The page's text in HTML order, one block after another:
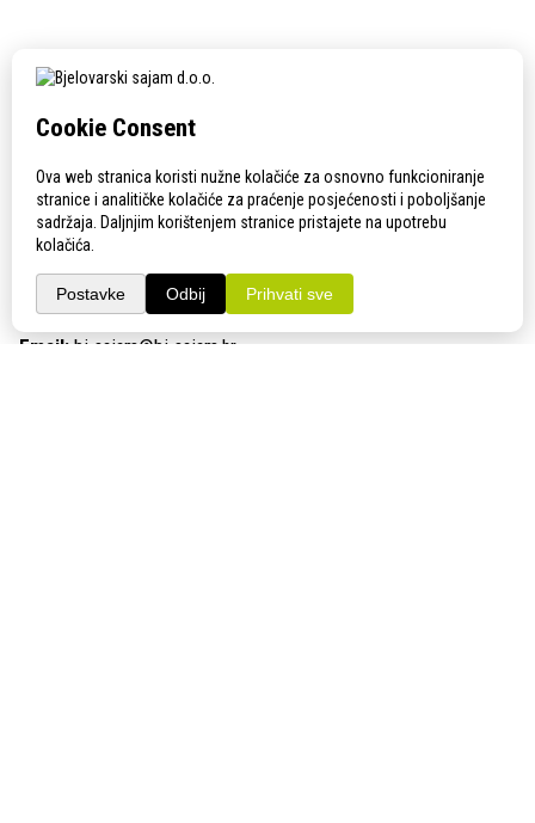
Adresa:Gudovac 1D, 43000 Bjelovar
Email:bj-sajam@bj-sajam.hr